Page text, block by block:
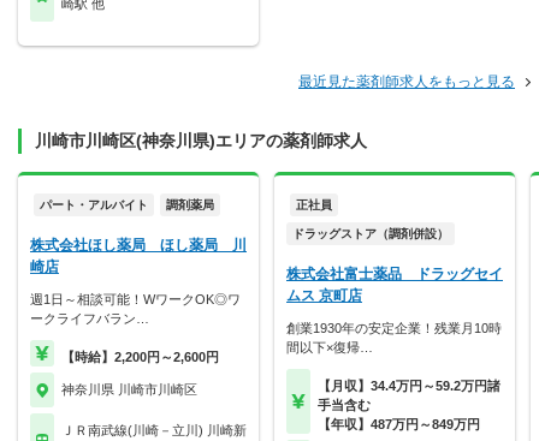
崎駅 他
最近見た薬剤師求人をもっと見る
川崎市川崎区(神奈川県)エリアの薬剤師求人
パート・アルバイト 調剤薬局
株式会社ほし薬局 ほし薬局 川
崎店
週1日～相談可能！WワークOK◎ワ
ークライフバラン…
【時給】2,200円～2,600円
神奈川県 川崎市川崎区
ＪＲ南武線(川崎－立川) 川崎新
正社員
ドラッグストア（調剤併設）
株式会社富士薬品 ドラッグセイ
ムス 京町店
創業1930年の安定企業！残業月10時
間以下×復帰…
【月収】34.4万円～59.2万円諸
手当含む
【年収】487万円～849万円